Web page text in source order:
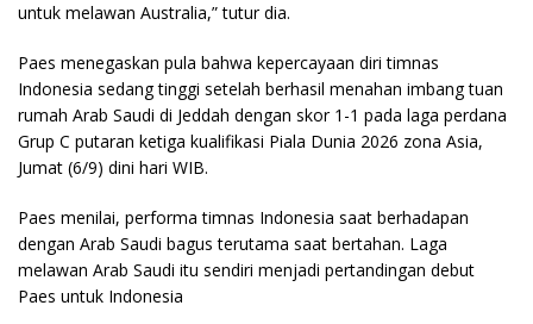
untuk melawan Australia,” tutur dia.
Paes menegaskan pula bahwa kepercayaan diri timnas
Indonesia sedang tinggi setelah berhasil menahan imbang tuan
rumah Arab Saudi di Jeddah dengan skor 1-1 pada laga perdana
Grup C putaran ketiga kualifikasi Piala Dunia 2026 zona Asia,
Jumat (6/9) dini hari WIB.
Paes menilai, performa timnas Indonesia saat berhadapan
dengan Arab Saudi bagus terutama saat bertahan. Laga
melawan Arab Saudi itu sendiri menjadi pertandingan debut
Paes untuk Indonesia